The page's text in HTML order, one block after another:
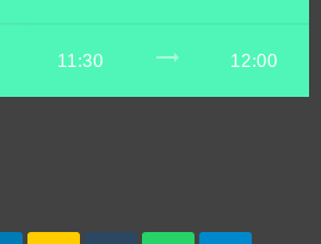
11:30 trending_flat 12:00